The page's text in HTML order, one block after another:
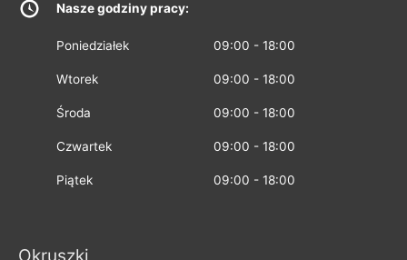
Nasze godziny pracy:
Poniedziałek 09:00 - 18:00
Wtorek 09:00 - 18:00
Środa 09:00 - 18:00
Czwartek 09:00 - 18:00
Piątek 09:00 - 18:00
Okruszki